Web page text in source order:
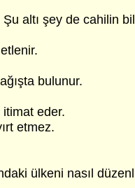
altı şey de cahilin
bulunur.
itimat eder.
etmez.
ülkeni nasıl